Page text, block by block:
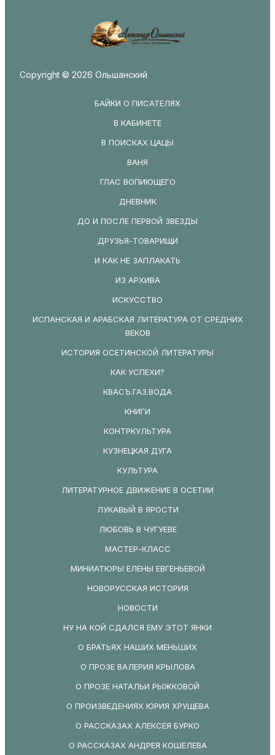
Copyright © 2026 Ольшанский
БАЙКИ О ПИСАТЕЛЯХ
В КАБИНЕТЕ
В ПОИСКАХ ЦАЦЫ
ВАНЯ
ГЛАС ВОПИЮЩЕГО
ДНЕВНИК
ДО И ПОСЛЕ ПЕРВОЙ ЗВЕЗДЫ
ДРУЗЬЯ-ТОВАРИЩИ
И КАК НЕ ЗАПЛАКАТЬ
ИЗ АРХИВА
ИСКУССТВО
ИСПАНСКАЯ И АРАБСКАЯ ЛИТЕРАТУРА ОТ СРЕДНИХ
ВЕКОВ
ИСТОРИЯ ОСЕТИНСКОЙ ЛИТЕРАТУРЫ
КАК УСПЕХИ?
КВАСЪ.ГАЗ.ВОДА
КНИГИ
КОНТРКУЛЬТУРА
КУЗНЕЦКАЯ ДУГА
КУЛЬТУРА
ЛИТЕРАТУРНОЕ ДВИЖЕНИЕ В ОСЕТИИ
ЛУКАВЫЙ В ЯРОСТИ
ЛЮБОВЬ В ЧУГУЕВЕ
МАСТЕР-КЛАСС
МИНИАТЮРЫ ЕЛЕНЫ ЕВГЕНЬЕВОЙ
НОВОРУССКАЯ ИСТОРИЯ
НОВОСТИ
НУ НА КОЙ СДАЛСЯ ЕМУ ЭТОТ ЯНКИ
О БРАТЬЯХ НАШИХ МЕНЬШИХ
О ПРОЗЕ ВАЛЕРИЯ КРЫЛОВА
О ПРОЗЕ НАТАЛЬИ РЫЖКОВОЙ
О ПРОИЗВЕДЕНИЯХ ЮРИЯ ХРУЩЕВА
О РАССКАЗАХ АЛЕКСЕЯ БУРКО
О РАССКАЗАХ АНДРЕЯ КОШЕЛЕВА